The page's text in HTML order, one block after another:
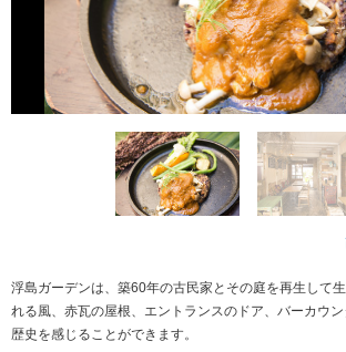
浮島ガーデンは、築60年の古民家とその庭を再生して
れる風、赤瓦の屋根、エントランスのドア、バーカウ
歴史を感じることができます。